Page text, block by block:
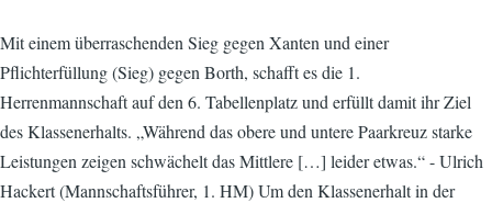
Mit einem überraschenden Sieg gegen Xanten und einer
Pflichterfüllung (Sieg) gegen Borth, schafft es die 1.
Herrenmannschaft auf den 6. Tabellenplatz und erfüllt damit ihr Ziel
des Klassenerhalts. „Während das obere und untere Paarkreuz starke
Leistungen zeigen schwächelt das Mittlere […] leider etwas.“ - Ulrich
Hackert (Mannschaftsführer, 1. HM) Um den Klassenerhalt in der